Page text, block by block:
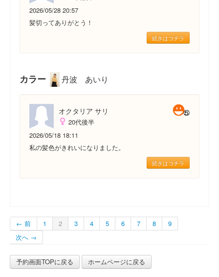
2026/05/28 20:57
髪切ってありがとう！
続きはコチラ
カラー 丹波 あいり
オクタリア サリ
20代後半
2026/05/18 18:11
私の髪色がきれいになりました。
続きはコチラ
← 前 1 2 3 4 5 6 7 8
9
次へ →
予約画面TOPに戻る ホームページに戻る